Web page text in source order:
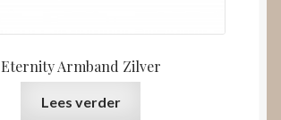
Eternity Armband Zilver
Lees verder